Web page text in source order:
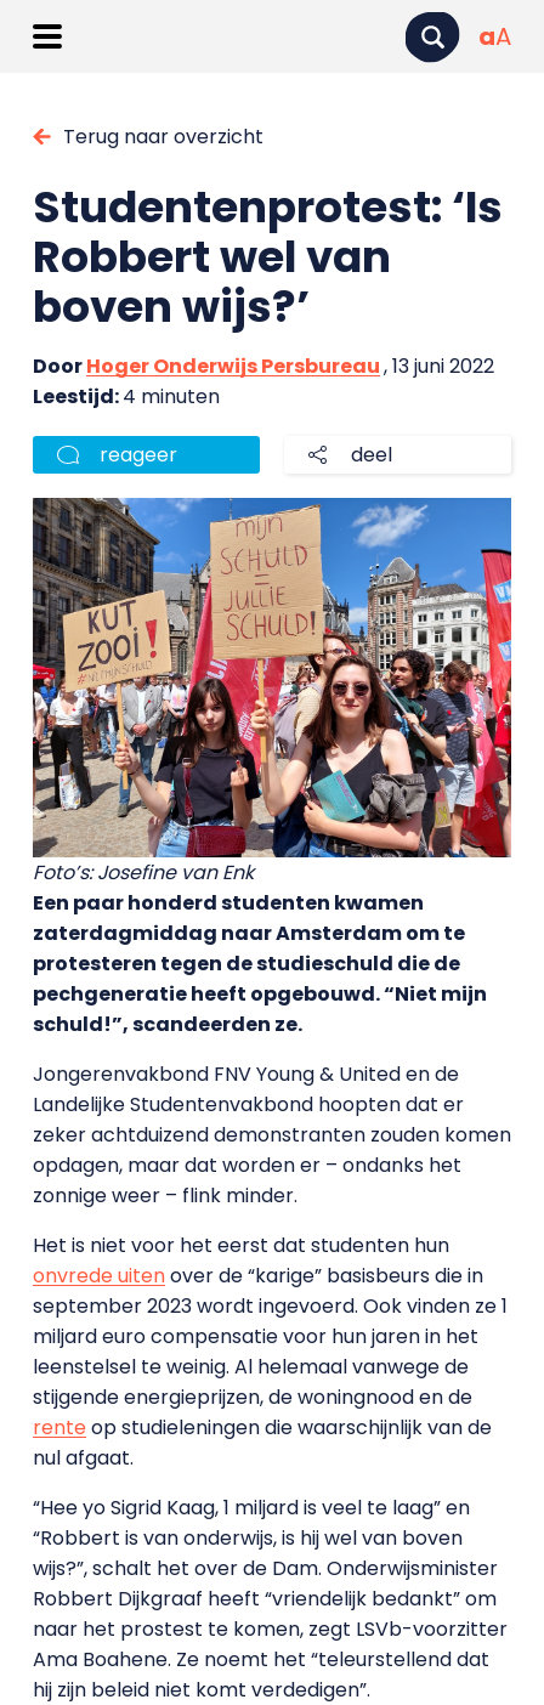
aA
Terug naar overzicht
Studentenprotest: ‘Is
Robbert wel van
boven wijs?’
DoorHoger Onderwijs Persbureau, 13 juni 2022
Leestijd:4 minuten
reageer deel
Foto’s: Josefine van Enk
Een paar honderd studenten kwamen
zaterdagmiddag naar Amsterdam om te
protesteren tegen de studieschuld die de
pechgeneratie heeft opgebouwd. “Niet mijn
schuld!”, scandeerden ze.
Jongerenvakbond FNV Young & United en de
Landelijke Studentenvakbond hoopten dat er
zeker achtduizend demonstranten zouden komen
opdagen, maar dat worden er – ondanks het
zonnige weer – flink minder.
Het is niet voor het eerst dat studenten hun
onvrede uitenover de “karige” basisbeurs die in
september 2023 wordt ingevoerd. Ook vinden ze 1
miljard euro compensatie voor hun jaren in het
leenstelsel te weinig. Al helemaal vanwege de
stijgende energieprijzen, de woningnood en de
renteop studieleningen die waarschijnlijk van de
nul afgaat.
“Hee yo Sigrid Kaag, 1 miljard is veel te laag” en
“Robbert is van onderwijs, is hij wel van boven
wijs?”, schalt het over de Dam. Onderwijsminister
Robbert Dijkgraaf heeft “vriendelijk bedankt” om
naar het prostest te komen, zegt LSVb-voorzitter
Ama Boahene. Ze noemt het “teleurstellend dat
hij zijn beleid niet komt verdedigen”.